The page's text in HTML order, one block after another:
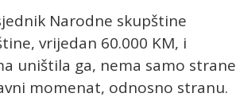
Narodne skupštine
vrijedan 60.000 KM, i
uništila ga, nema samo strane
momenat, odnosno stranu.